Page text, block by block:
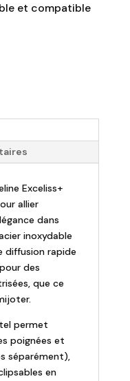
et compatible
Exceliss+
allier
dans
inoxydable
diffusion rapide
des
que ce
permet
poignées et
séparément),
en